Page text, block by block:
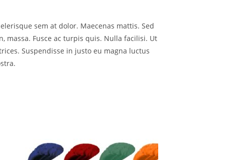
sem at dolor. Maecenas mattis. Sed
massa. Fusce ac turpis quis. Nulla facilisi. Ut
Suspendisse in justo eu magna luctus